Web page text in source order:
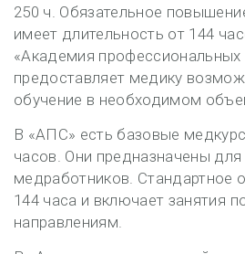
250 ч. Обязательное
имеет длительность от 144
«Академия профессиональных
предоставляет медику
обучение в необходимом
В «АПС» есть базовые
часов. Они предназначены для
медработников. Стандартное
144 часа и включает занятия
направлениям.